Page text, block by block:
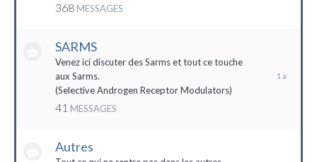
368 MESSAGES
SARMS
Venez ici discuter des Sarms et tout ce touche
aux Sarms.
(Selective Androgen Receptor Modulators)
41 MESSAGES
2022
Autres